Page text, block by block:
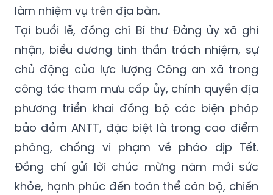
làm nhiệm vụ trên địa bàn.
Tại buổi lễ, đồng chí Bí thư Đảng ủy xã ghi
nhận, biểu dương tinh thần trách nhiệm, sự
chủ động của lực lượng Công an xã trong
công tác tham mưu cấp ủy, chính quyền địa
phương triển khai đồng bộ các biện pháp
bảo đảm ANTT, đặc biệt là trong cao điểm
phòng, chống vi phạm về pháo dịp Tết.
Đồng chí gửi lời chúc mừng năm mới sức
khỏe, hạnh phúc đến toàn thể cán bộ, chiến